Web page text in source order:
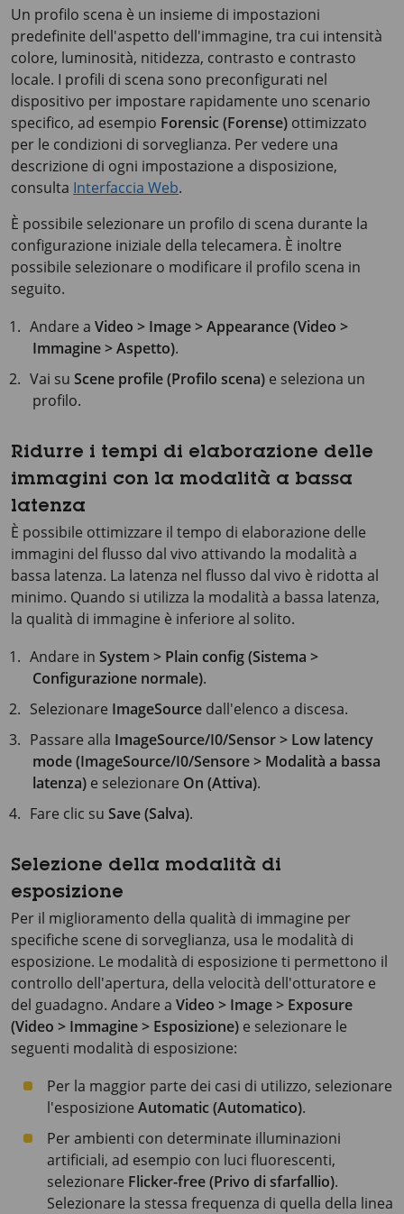
Un profilo scena è un insieme di impostazioni
predefinite dell'aspetto dell'immagine, tra cui intensità
colore, luminosità, nitidezza, contrasto e contrasto
locale. I profili di scena sono preconfigurati nel
dispositivo per impostare rapidamente uno scenario
specifico, ad esempio Forensic (Forense) ottimizzato
per le condizioni di sorveglianza. Per vedere una
descrizione di ogni impostazione a disposizione,
consulta Interfaccia Web.
È possibile selezionare un profilo di scena durante la
configurazione iniziale della telecamera. È inoltre
possibile selezionare o modificare il profilo scena in
seguito.
Andare aVideo > Image > Appearance (Video >
Immagine > Aspetto).
Vai suScene profile (Profilo scena) e seleziona un
profilo.
Ridurre i tempi di elaborazione delle
immagini con la modalità a bassa
latenza
È possibile ottimizzare il tempo di elaborazione delle
immagini del flusso dal vivo attivando la modalità a
bassa latenza. La latenza nel flusso dal vivo è ridotta al
minimo. Quando si utilizza la modalità a bassa latenza,
la qualità di immagine è inferiore al solito.
Andare inSystem > Plain config (Sistema >
Configurazione normale).
Selezionare ImageSource dall'elenco a discesa.
Passare alla ImageSource/I0/Sensor > Low latency
mode (ImageSource/I0/Sensore > Modalità a bassa
latenza) e selezionare On (Attiva).
Fare clic suSave (Salva).
Selezione della modalità di
esposizione
Per il miglioramento della qualità di immagine per
specifiche scene di sorveglianza, usa le modalità di
esposizione. Le modalità di esposizione ti permettono il
controllo dell'apertura, della velocità dell'otturatore e
del guadagno. Andare a Video > Image > Exposure
(Video > Immagine > Esposizione) e selezionare le
seguenti modalità di esposizione:
Per la maggior parte dei casi di utilizzo, selezionare
l'esposizione Automatic (Automatico).
Per ambienti con determinate illuminazioni
artificiali, ad esempio con luci fluorescenti,
selezionare Flicker-free (Privo di sfarfallio).
Selezionare la stessa frequenza di quella della linea